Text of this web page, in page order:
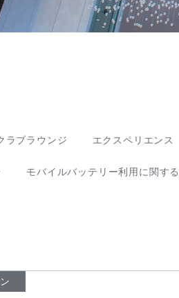
ラブラウンジ エクスペリエンス
モバイルバッテリー利用に関す